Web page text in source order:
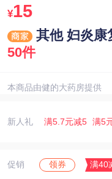
¥15
其他 妇炎康
50件
本商品由健的大药房提供
新人礼 满5.7元减5 满5
促销 领券 满40